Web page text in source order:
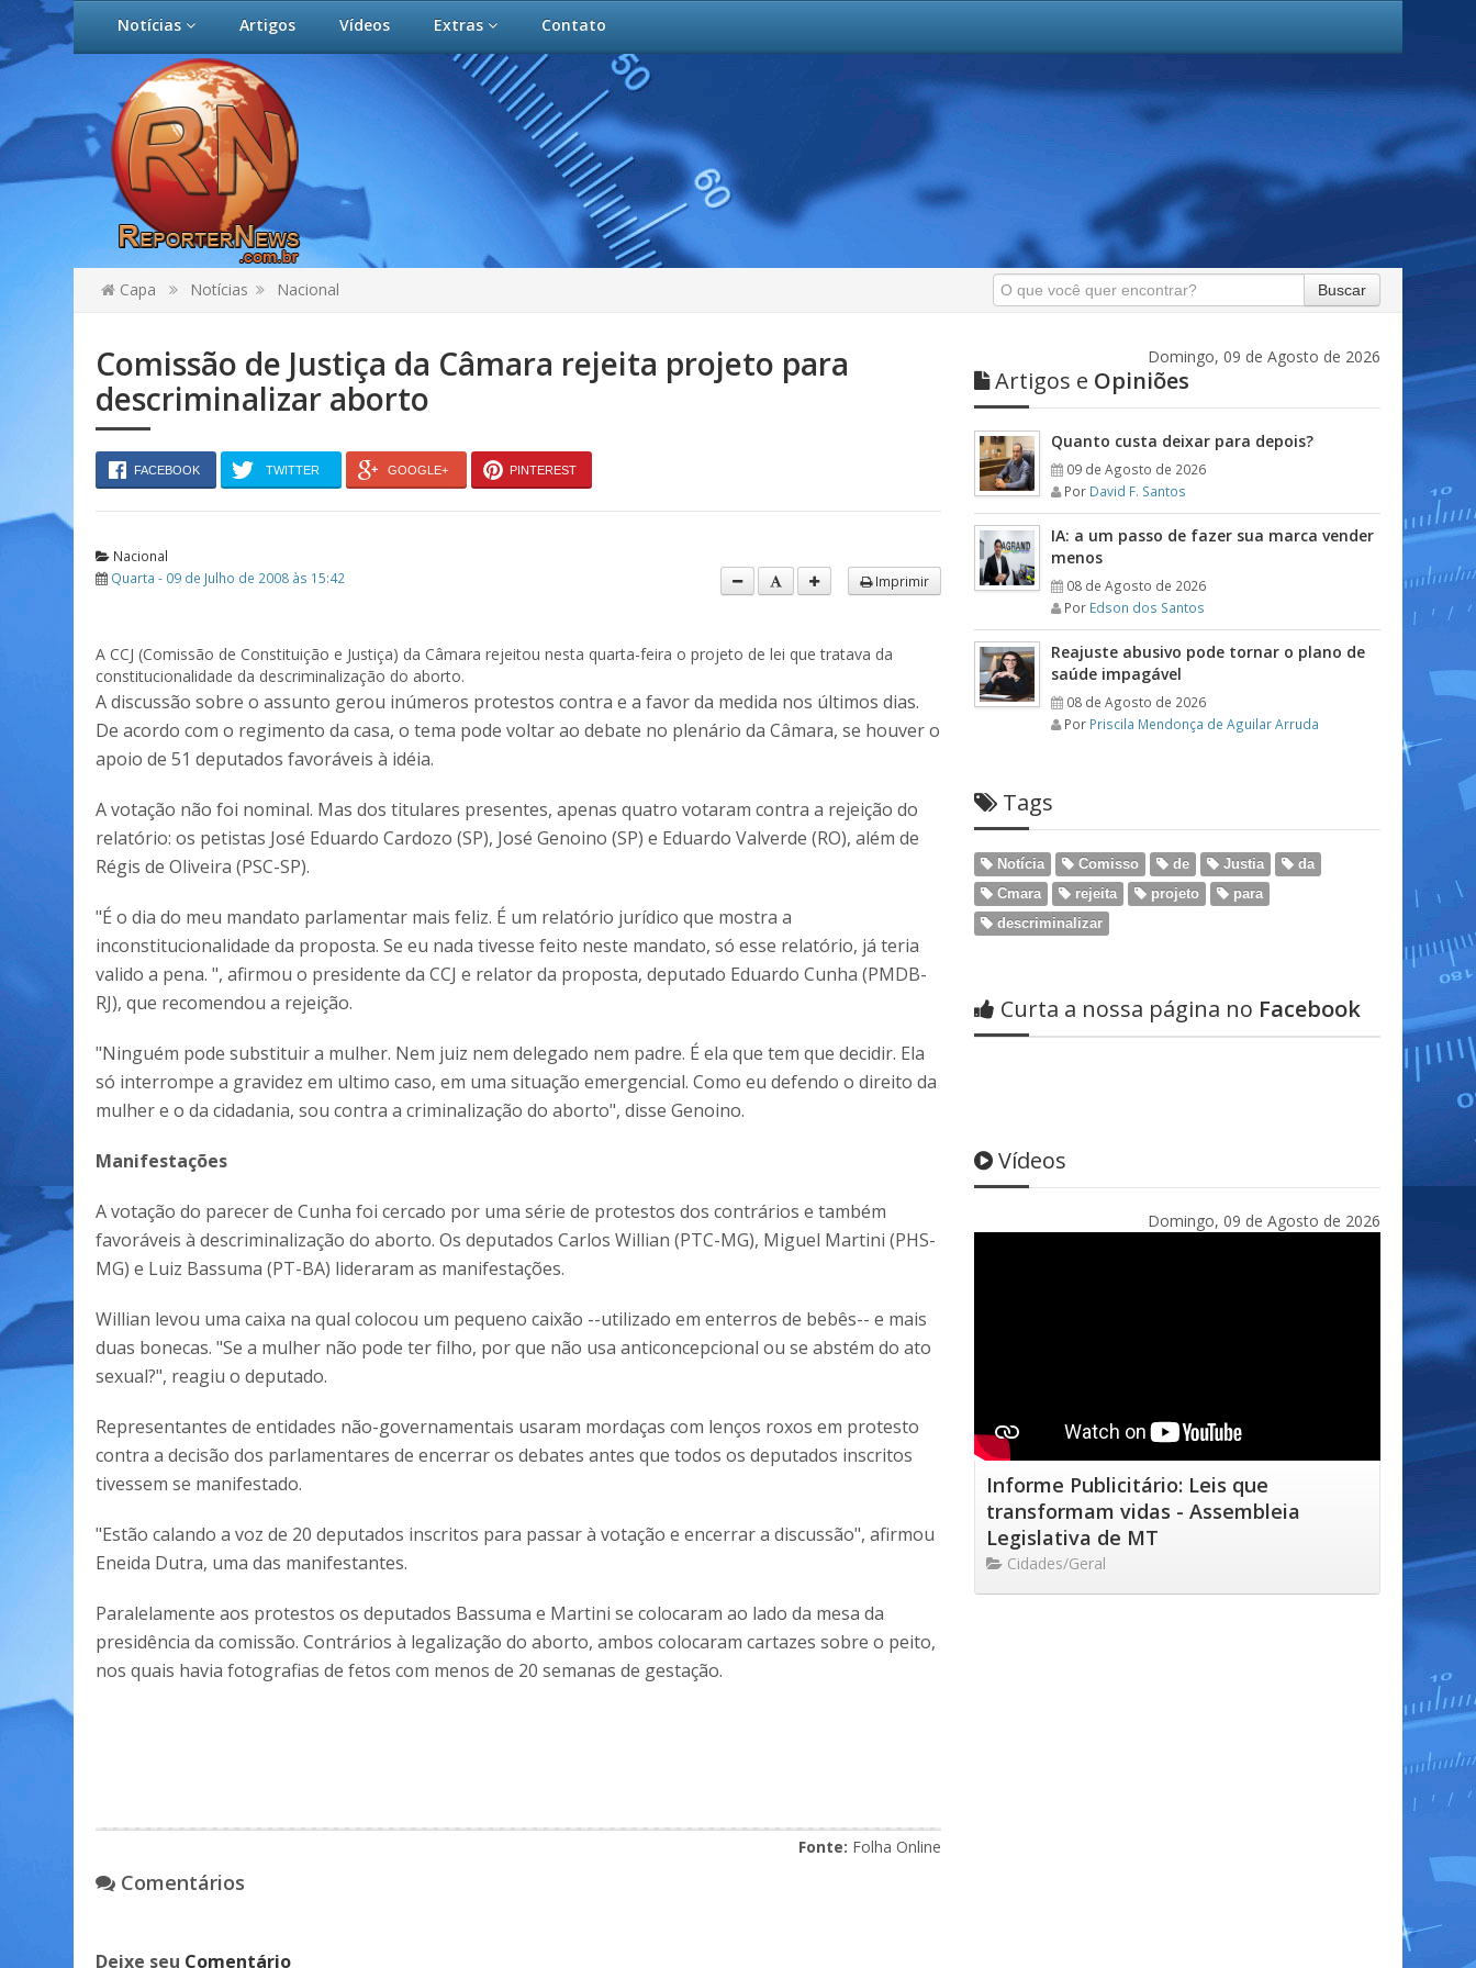
Notícias Artigos Vídeos Extras Contato
Capa Notícias Nacional Buscar
Comissão de Justiça da Câmara rejeita projeto para
descriminalizar aborto
FACEBOOK TWITTER GOOGLE+ PINTEREST
Nacional
Quarta - 09 de Julho de 2008 às 15:42
Imprimir
A CCJ (Comissão de Constituição e Justiça) da Câmara rejeitou nesta quarta-feira o projeto de lei que tratava da
constitucionalidade da descriminalização do aborto.
A discussão sobre o assunto gerou inúmeros protestos contra e a favor da medida nos últimos dias.
De acordo com o regimento da casa, o tema pode voltar ao debate no plenário da Câmara, se houver o
apoio de 51 deputados favoráveis à idéia.
A votação não foi nominal. Mas dos titulares presentes, apenas quatro votaram contra a rejeição do
relatório: os petistas José Eduardo Cardozo (SP), José Genoino (SP) e Eduardo Valverde (RO), além de
Régis de Oliveira (PSC-SP).
"É o dia do meu mandato parlamentar mais feliz. É um relatório jurídico que mostra a
inconstitucionalidade da proposta. Se eu nada tivesse feito neste mandato, só esse relatório, já teria
valido a pena. ", afirmou o presidente da CCJ e relator da proposta, deputado Eduardo Cunha (PMDB-
RJ), que recomendou a rejeição.
"Ninguém pode substituir a mulher. Nem juiz nem delegado nem padre. É ela que tem que decidir. Ela
só interrompe a gravidez em ultimo caso, em uma situação emergencial. Como eu defendo o direito da
mulher e o da cidadania, sou contra a criminalização do aborto", disse Genoino.
Manifestações
A votação do parecer de Cunha foi cercado por uma série de protestos dos contrários e também
favoráveis à descriminalização do aborto. Os deputados Carlos Willian (PTC-MG), Miguel Martini (PHS-
MG) e Luiz Bassuma (PT-BA) lideraram as manifestações.
Willian levou uma caixa na qual colocou um pequeno caixão --utilizado em enterros de bebês-- e mais
duas bonecas. "Se a mulher não pode ter filho, por que não usa anticoncepcional ou se abstém do ato
sexual?", reagiu o deputado.
Representantes de entidades não-governamentais usaram mordaças com lenços roxos em protesto
contra a decisão dos parlamentares de encerrar os debates antes que todos os deputados inscritos
tivessem se manifestado.
"Estão calando a voz de 20 deputados inscritos para passar à votação e encerrar a discussão", afirmou
Eneida Dutra, uma das manifestantes.
Paralelamente aos protestos os deputados Bassuma e Martini se colocaram ao lado da mesa da
presidência da comissão. Contrários à legalização do aborto, ambos colocaram cartazes sobre o peito,
nos quais havia fotografias de fetos com menos de 20 semanas de gestação.
Fonte: Folha Online
Comentários
Deixe seu Comentário
Domingo, 09 de Agosto de 2026
Artigos e Opiniões
Quanto custa deixar para depois?
09 de Agosto de 2026
Por David F. Santos
IA: a um passo de fazer sua marca vender
menos
08 de Agosto de 2026
Por Edson dos Santos
Reajuste abusivo pode tornar o plano de
saúde impagável
08 de Agosto de 2026
Por Priscila Mendonça de Aguilar Arruda
Tags
Notícia Comisso de Justia
da
Cmara
rejeita projeto
para
descriminalizar
Curta a nossa página no Facebook
Vídeos
Domingo, 09 de Agosto de 2026
Informe Publicitário: Leis que
transformam vidas - Assembleia
Legislativa de MT
Cidades/Geral